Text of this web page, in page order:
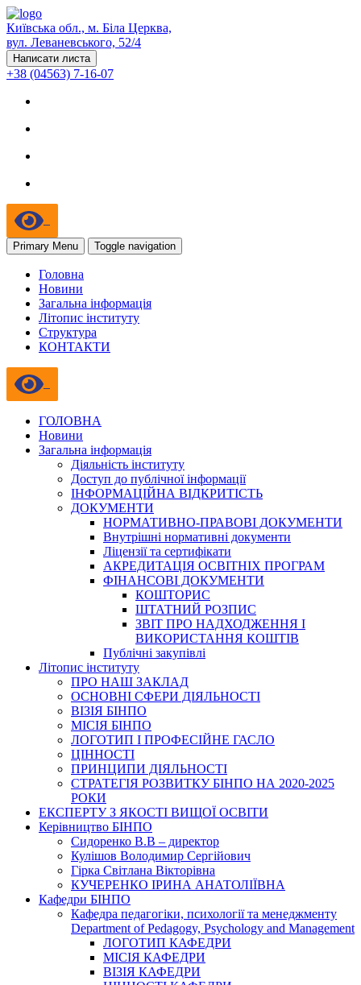
Київська обл., м. Біла Церква,
вул. Леваневського, 52/4
Написати листа
+38 (04563) 7-16-07
Primary Menu Toggle navigation
Головна
Новини
Загальна інформація
Літопис інституту
Структура
КОНТАКТИ
ГОЛОВНА
Новини
Загальна інформація
Діяльність інституту
Доступ до публічної інформації
ІНФОРМАЦІЙНА ВІДКРИТІСТЬ
ДОКУМЕНТИ
НОРМАТИВНО-ПРАВОВІ ДОКУМЕНТИ
Внутрішні нормативні документи
Ліцензії та сертифікати
АКРЕДИТАЦІЯ ОСВІТНІХ ПРОГРАМ
ФІНАНСОВІ ДОКУМЕНТИ
КОШТОРИС
ШТАТНИЙ РОЗПИС
ЗВІТ ПРО НАДХОДЖЕННЯ І
ВИКОРИСТАННЯ КОШТІВ
Публічні закупівлі
Літопис інституту
ПРО НАШ ЗАКЛАД
ОСНОВНІ СФЕРИ ДІЯЛЬНОСТІ
ВІЗІЯ БІНПО
МІСІЯ БІНПО
ЛОГОТИП І ПРОФЕСІЙНЕ ГАСЛО
ЦІННОСТІ
ПРИНЦИПИ ДІЯЛЬНОСТІ
СТРАТЕГІЯ РОЗВИТКУ БІНПО НА 2020-2025
РОКИ
ЕКСПЕРТУ З ЯКОСТІ ВИЩОЇ ОСВІТИ
Керівництво БІНПО
Сидоренко В.В – директор
Кулішов Володимир Сергійович
Гірка Світлана Вікторівна
КУЧЕРЕНКО ІРИНА АНАТОЛІЇВНА
Кафедри БІНПО
Кафедра педагогіки, психології та менеджменту
Department of Pedagogy, Psychology and Management
ЛОГОТИП КАФЕДРИ
МІСІЯ КАФЕДРИ
ВІЗІЯ КАФЕДРИ